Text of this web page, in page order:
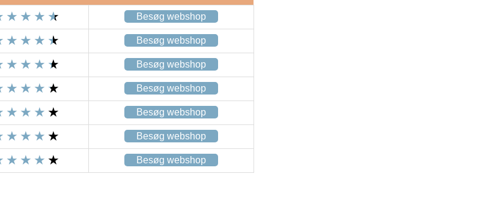
Besøg webshop
Besøg webshop
Besøg webshop
Besøg webshop
Besøg webshop
Besøg webshop
Besøg webshop